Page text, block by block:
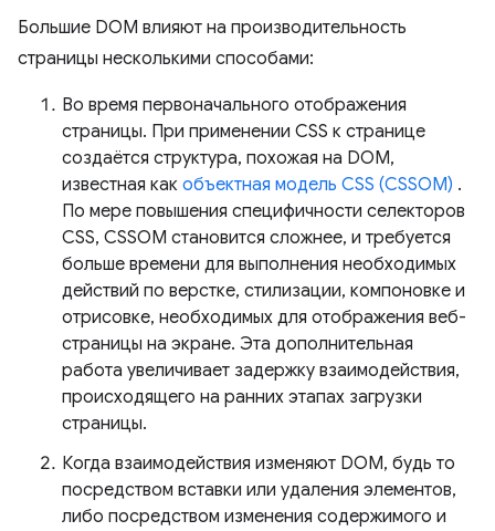
Большие DOM влияют на производительность
страницы несколькими способами:
Во время первоначального отображения
страницы. При применении CSS к странице
создаётся структура, похожая на DOM,
известная как объектная модель CSS (CSSOM) .
По мере повышения специфичности селекторов
CSS, CSSOM становится сложнее, и требуется
больше времени для выполнения необходимых
действий по верстке, стилизации, компоновке и
отрисовке, необходимых для отображения веб-
страницы на экране. Эта дополнительная
работа увеличивает задержку взаимодействия,
происходящего на ранних этапах загрузки
страницы.
Когда взаимодействия изменяют DOM, будь то
посредством вставки или удаления элементов,
либо посредством изменения содержимого и